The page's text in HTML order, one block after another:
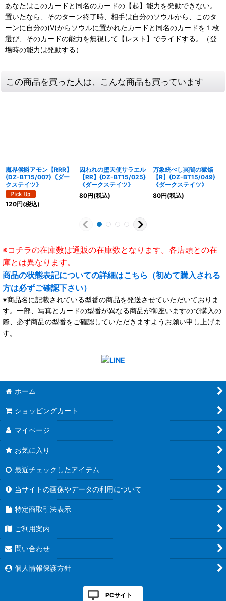
あなたはこのカードと同名のカードの【起】能力を発動できない。
置いたなら、そのターン終了時、相手は自分のソウルから、このタ
ーンに自分の(V)からソウルに置かれたカードと同名のカードを１枚
選び、そのカードの能力を無視して【レスト】でライドする。（登
場時の能力は発動する）
この商品を買った人は、こんな商品も買っています
魔界侯爵アモン【RRR】
{DZ-BT15/007}《ダー
クステイツ》
120円(税込)
囚われの堕天使サラエル
【RR】{DZ-BT15/025}
《ダークステイツ》
80円(税込)
万象統べし冥闇の獄焔
【R】{DZ-BT15/049}
《ダークステイツ》
80円(税込)
※コチラの在庫数は通販の在庫数となります。各店頭との在
庫とは異なります。
商品の状態表記についての詳細はこちら（初めて購入される
方は必ずご確認下さい）
※商品名に記載されている型番の商品を発送させていただいておりま
す。一部、写真とカードの型番が異なる商品が御座いますので購入の
際、必ず商品の型番をご確認していただきますようお願い申し上げま
す。
ホーム
ショッピングカート
マイページ
お気に入り
最近チェックしたアイテム
当サイトの画像やデータの利用について
特定商取引法表示
ご利用案内
問い合わせ
個人情報保護方針
PCサイト